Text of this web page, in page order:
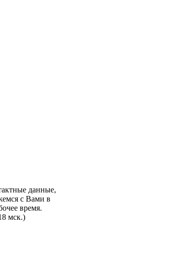
данные,
с Вами в
время.
мск.)